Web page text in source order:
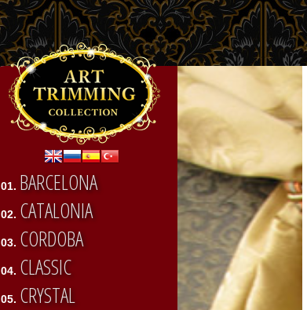
01. BARCELONA
02. CATALONIA
03. CORDOBA
04. CLASSIC
05. CRYSTAL